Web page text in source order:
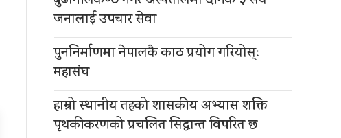
जनालाई उपचार सेवा
पुननिर्माणमा नेपालकै काठ प्रयोग गरियोस्ः
महासंघ
हाम्रो स्थानीय तहको शासकीय अभ्यास शक्ति
पृथकीकरणको प्रचलित सिद्धान्त विपरित छ